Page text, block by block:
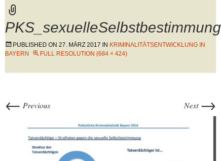
PUBLISHED ON 27. MÄRZ 2017 IN KRIMINALITÄTSENTWICKLUNG IN
BAYERN
FULL RESOLUTION (684 × 424)
← Previous Next →